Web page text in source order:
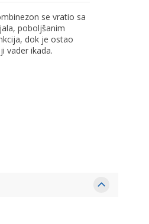
se vratio sa
poboljšanim
dok je ostao
vader ikada.